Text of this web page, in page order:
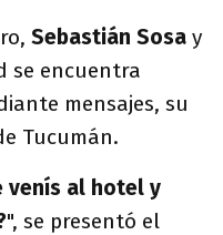
Sebastián Sosa y
se encuentra
mensajes, su
Tucumán.
venís al hotel y
", se presentó el